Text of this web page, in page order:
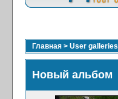
Главная > User galleries
Новый альбом